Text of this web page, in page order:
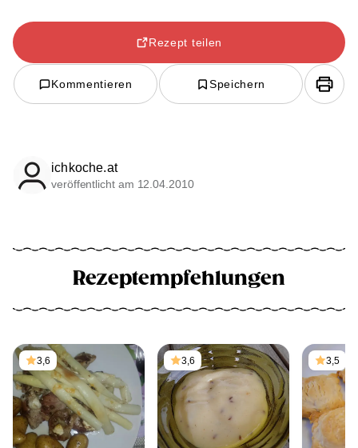
Rezept teilen
Kommentieren Speichern
ichkoche.at
veröffentlicht am 12.04.2010
Rezeptempfehlungen
3,6 3,6 3,5